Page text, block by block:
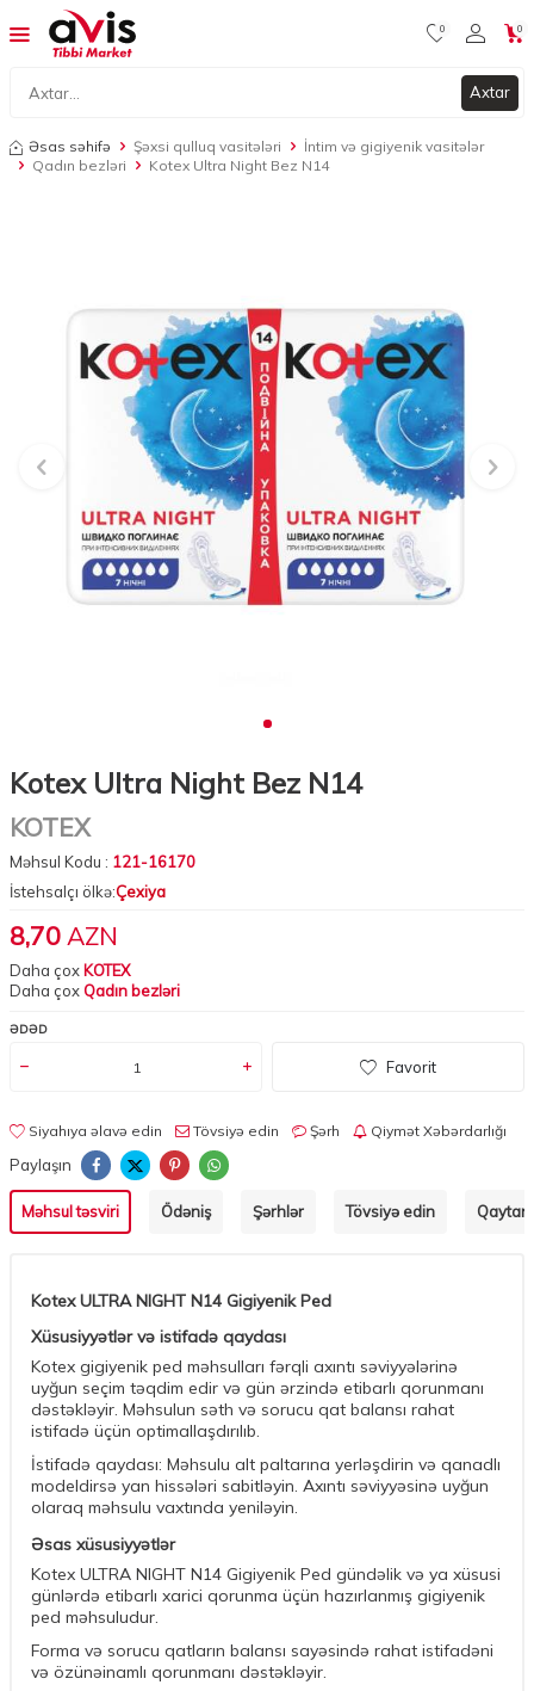
Axtar
0 0
Əsas səhifə Şəxsi qulluq vasitələri
İntim və gigiyenik vasitələr
Qadın bezləri
Kotex Ultra Night Bez N14
Kotex Ultra Night Bez N14
KOTEX
Məhsul Kodu : 121-16170
İstehsalçı ölkə:Çexiya
8,70 AZN
Daha çox KOTEX
Daha çoxQadın bezləri
ƏDƏD
Favorit
Siyahıya əlavə edin Tövsiyə edin Şərh Qiymət Xəbərdarlığı
Paylaşın
Məhsul təsviri Ödəniş Şərhlər Tövsiyə edin
Kotex ULTRA NIGHT N14 Gigiyenik Ped
Xüsusiyyətlər və istifadə qaydası
Kotex gigiyenik ped məhsulları fərqli axıntı səviyyələrinə
uyğun seçim təqdim edir və gün ərzində etibarlı qorunmanı
dəstəkləyir. Məhsulun səth və sorucu qat balansı rahat
istifadə üçün optimallaşdırılıb.
İstifadə qaydası: Məhsulu alt paltarına yerləşdirin və qanadlı
modeldirsə yan hissələri sabitləyin. Axıntı səviyyəsinə uyğun
olaraq məhsulu vaxtında yeniləyin.
Əsas xüsusiyyətlər
Kotex ULTRA NIGHT N14 Gigiyenik Ped gündəlik və ya xüsusi
günlərdə etibarlı xarici qorunma üçün hazırlanmış gigiyenik
ped məhsuludur.
Forma və sorucu qatların balansı sayəsində rahat istifadəni
və özünəinamlı qorunmanı dəstəkləyir.